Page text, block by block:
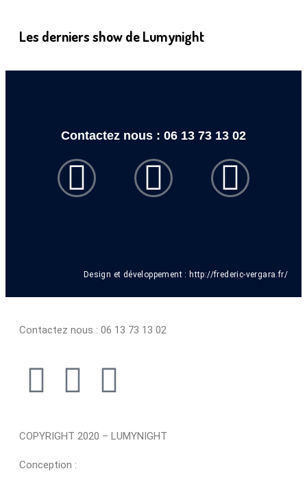
Les derniers show de Lumynight
Contactez nous : 06 13 73 13 02
Design et développement : http://frederic-vergara.fr/
Contactez nous : 06 13 73 13 02
COPYRIGHT 2020 – LUMYNIGHT
Conception :